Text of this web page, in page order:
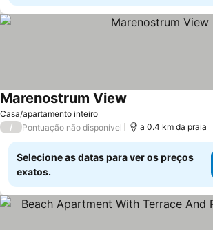
Casa/apartamento inteiro
Marenostrum View
/ Pontuação não disponível a 0.4 km da praia
Selecione as datas para ver os preços
exatos.